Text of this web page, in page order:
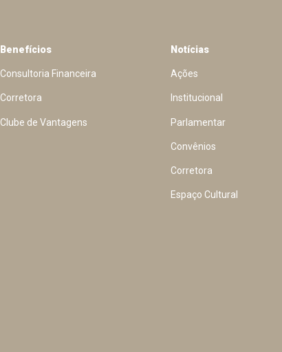
Benefícios
Consultoria Financeira
Corretora
Clube de Vantagens
Notícias
Ações
Institucional
Parlamentar
Convênios
Corretora
Espaço Cultural